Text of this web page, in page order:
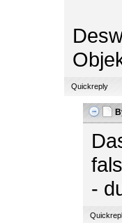
Quickreply
-